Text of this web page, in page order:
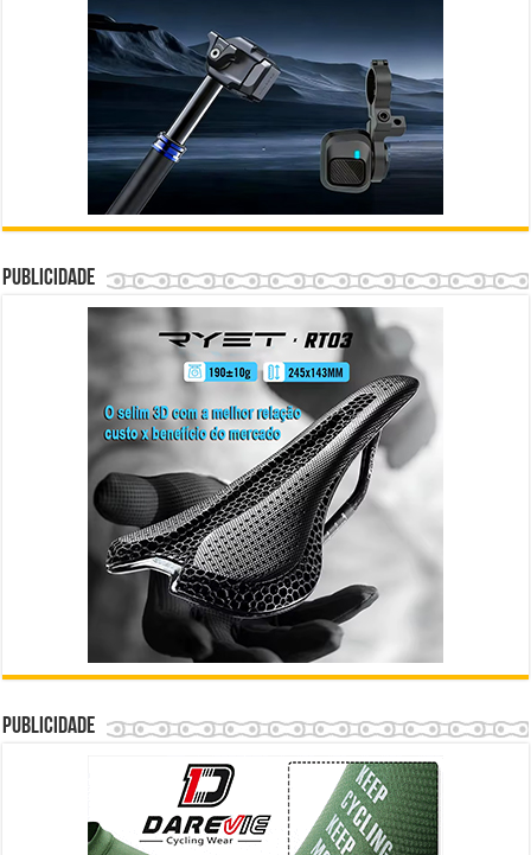
Publicidade
Publicidade